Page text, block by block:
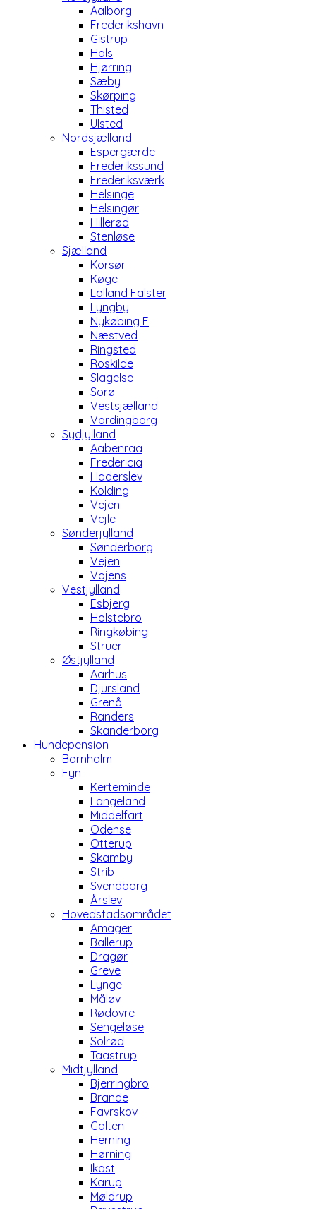
Aalborg
Frederikshavn
Gistrup
Hals
Hjørring
Sæby
Skørping
Thisted
Ulsted
Nordsjælland
Espergærde
Frederikssund
Frederiksværk
Helsinge
Helsingør
Hillerød
Stenløse
Sjælland
Korsør
Køge
Lolland Falster
Lyngby
Nykøbing F
Næstved
Ringsted
Roskilde
Slagelse
Sorø
Vestsjælland
Vordingborg
Sydjylland
Aabenraa
Fredericia
Haderslev
Kolding
Vejen
Vejle
Sønderjylland
Sønderborg
Vejen
Vojens
Vestjylland
Esbjerg
Holstebro
Ringkøbing
Struer
Østjylland
Aarhus
Djursland
Grenå
Randers
Skanderborg
Hundepension
Bornholm
Fyn
Kerteminde
Langeland
Middelfart
Odense
Otterup
Skamby
Strib
Svendborg
Årslev
Hovedstadsområdet
Amager
Ballerup
Dragør
Greve
Lynge
Måløv
Rødovre
Sengeløse
Solrød
Taastrup
Midtjylland
Bjerringbro
Brande
Favrskov
Galten
Herning
Hørning
Ikast
Karup
Møldrup